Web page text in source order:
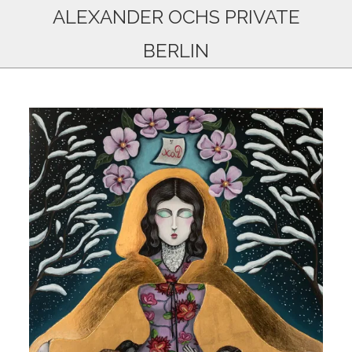
ALEXANDER OCHS PRIVATE
BERLIN